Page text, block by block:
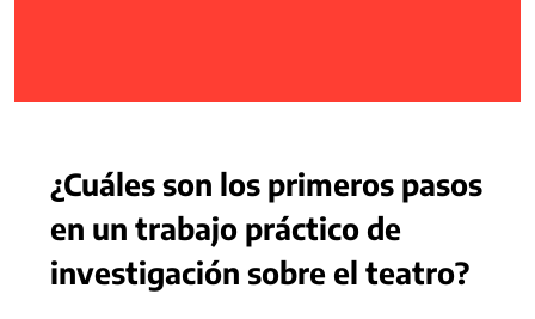
¿Cuáles son los primeros pasos
en un trabajo práctico de
investigación sobre el teatro?